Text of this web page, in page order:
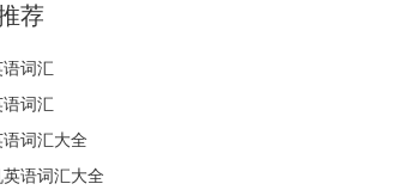
荐
词汇
词汇
词汇大全
语词汇大全